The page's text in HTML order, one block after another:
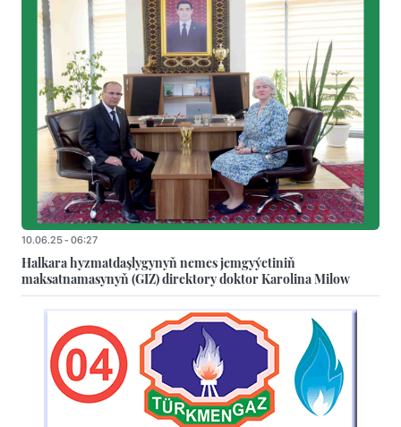
10.06.25 - 06:27
Halkara hyzmatdaşlygynyň nemes jemgyýetiniň
maksatnamasynyň (GIZ) direktory doktor Karolina Milow